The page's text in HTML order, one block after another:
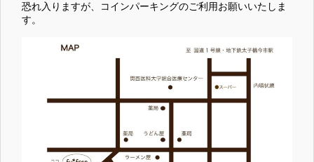
恐れ入りますが、コインパーキングのご利用お願いいたしま
す。